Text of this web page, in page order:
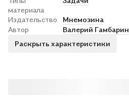
материала
Издательство
Мнемозина
Автор
Валерий Гамбарин
Раскрыть характеристики